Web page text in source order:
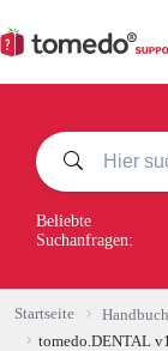
Inhalt
springen
Beliebte
Suchanfragen:
Startseite Handbuch
tomedo.DENTAL